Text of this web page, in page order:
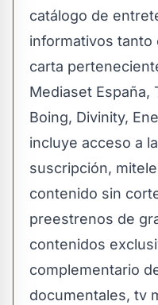
catálogo de
informativos tanto
carta
Mediaset España,
Boing, Divinity,
incluye acceso a
suscripción,
contenido sin
preestrenos de
contenidos
complementario
documentales, tv